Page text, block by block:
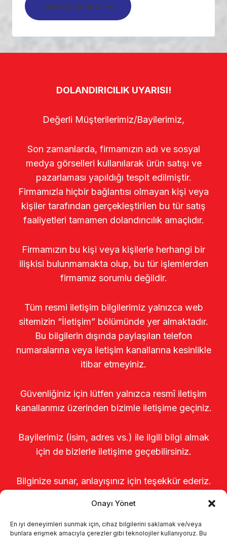
Onayı Yönet
En iyi deneyimleri sunmak için, cihaz bilgilerini saklamak ve/veya
bunlara erişmek amacıyla çerezler gibi teknolojiler kullanıyoruz. Bu
Devamını oku
DOLANDIRICILIK UYARISI!
Değerli Müşterilerimiz/Bayilerimiz,
Son zamanlarda, firmamızın adı ve sosyal
medya görselleri kullanılarak ürün satışı ve
pazarlaması yapıldığı tespit edilmiştir.
Firmamızla hiçbir bağlantısı olmayan kişi veya
kişiler tarafından gerçekleştirilen bu tür satış
faaliyetleri tamamen dolandırıcılık amaçlıdır.
Firmamızın bu kişi veya kişilerle herhangi bir
ilişkisi bulunmamakta olup, bu tür işlemlerden
firmamız sorumlu değildir.
Tüm resmi iletişim bilgilerimiz yalnızca web
sitemizin “İletişim” bölümünde yer almaktadır.
Bu bilgilerin dışında paylaşılan telefon
numaralarına veya iletişim kanallarına kesinlikle
itibar etmeyiniz.
Güvenliğiniz için lütfen yalnızca resmî iletişim
kanallarımız üzerinden bizimle iletişime geçiniz.
Bayilerimiz (isim, adres vs.) ile ilgili bilgi almak
için de bizlerle iletişime geçebilirsiniz.
Bilginize sunar, anlayışınız için teşekkür ederiz.